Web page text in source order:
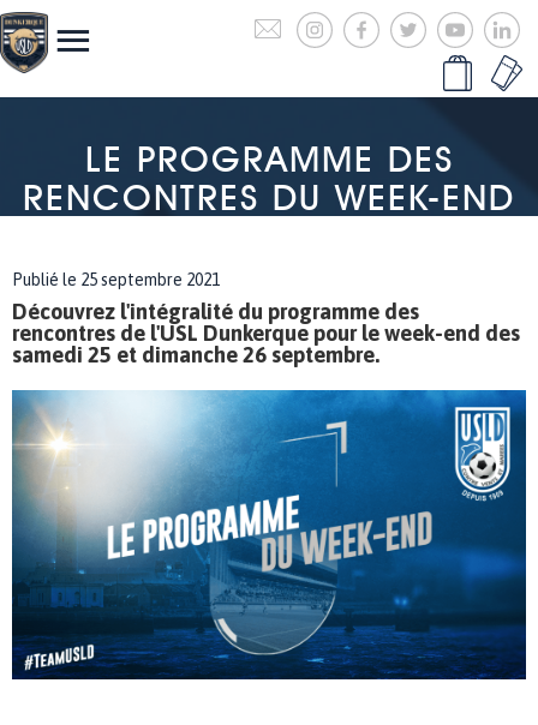
LE PROGRAMME DES
RENCONTRES DU WEEK-END
Publié le 25 septembre 2021
Découvrez l'intégralité du programme des
rencontres de l'USL Dunkerque pour le week-end des
samedi 25 et dimanche 26 septembre.